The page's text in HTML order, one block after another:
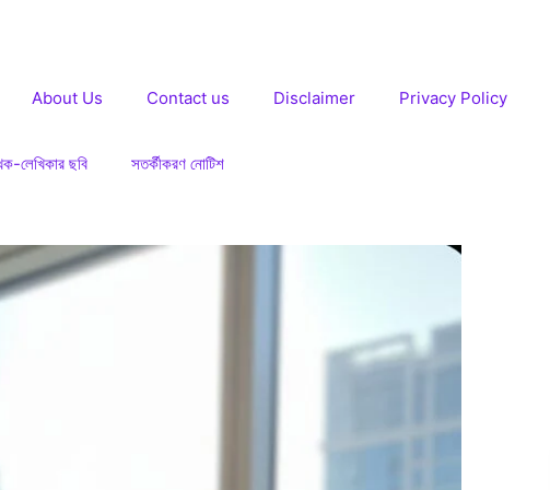
About Us Contact us Disclaimer Privacy Policy
লেখিকার ছবি সতর্কীকরণ নোটিশ